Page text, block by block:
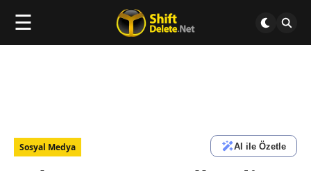
☰
Sosyal Medya AI ile Özetle